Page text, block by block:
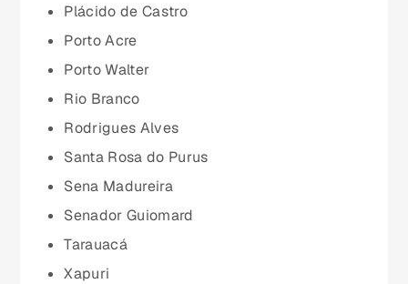
Paraíba (PB)
Paraná (PR)
Plácido de Castro
Porto Acre
Porto Walter
Rio Branco
Rodrigues Alves
Santa Rosa do Purus
Sena Madureira
Senador Guiomard
Tarauacá
Xapuri